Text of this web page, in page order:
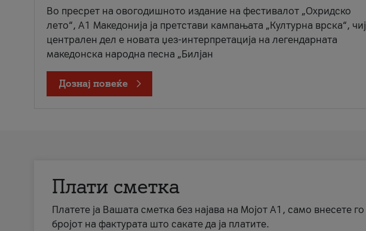
Во пресрет на овогодишното издание на фестивалот „Охридско
лето“, А1 Македонија ја претстави кампањата „Културна врска“, чиј
централен дел е новата џез-интерпретација на легендарната
македонска народна песна „Билјан
Дознај повеќе
Плати сметка
Платете ја Вашата сметка без најава на Мојот А1, само внесете го
бројот на фактурата што сакате да ја платите.